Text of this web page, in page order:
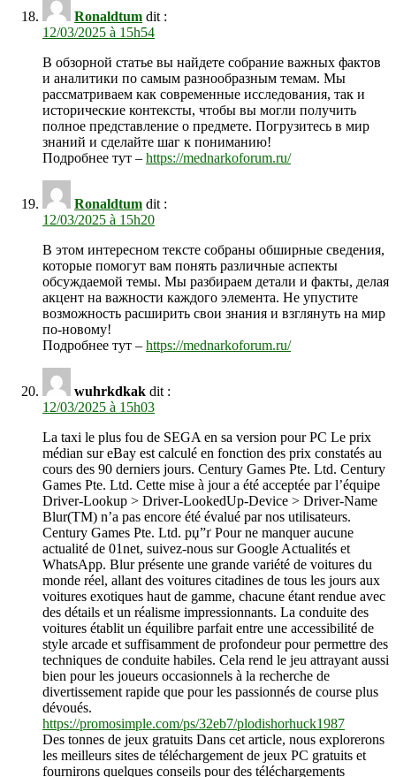
Ronaldtum dit :
12/03/2025 à 15h54
В обзорной статье вы найдете собрание важных фактов
и аналитики по самым разнообразным темам. Мы
рассматриваем как современные исследования, так и
исторические контексты, чтобы вы могли получить
полное представление о предмете. Погрузитесь в мир
знаний и сделайте шаг к пониманию!
Подробнее тут – https://mednarkoforum.ru/
Ronaldtum dit :
12/03/2025 à 15h20
В этом интересном тексте собраны обширные сведения,
которые помогут вам понять различные аспекты
обсуждаемой темы. Мы разбираем детали и факты, делая
акцент на важности каждого элемента. Не упустите
возможность расширить свои знания и взглянуть на мир
по-новому!
Подробнее тут – https://mednarkoforum.ru/
wuhrkdkak dit :
12/03/2025 à 15h03
La taxi le plus fou de SEGA en sa version pour PC Le prix
médian sur eBay est calculé en fonction des prix constatés au
cours des 90 derniers jours. Century Games Pte. Ltd. Century
Games Pte. Ltd. Cette mise à jour a été acceptée par l’équipe
Driver-Lookup > Driver-LookedUp-Device > Driver-Name
Blur(TM) n’a pas encore été évalué par nos utilisateurs.
Century Games Pte. Ltd. рџ”ґ Pour ne manquer aucune
actualité de 01net, suivez-nous sur Google Actualités et
WhatsApp. Blur présente une grande variété de voitures du
monde réel, allant des voitures citadines de tous les jours aux
voitures exotiques haut de gamme, chacune étant rendue avec
des détails et un réalisme impressionnants. La conduite des
voitures établit un équilibre parfait entre une accessibilité de
style arcade et suffisamment de profondeur pour permettre des
techniques de conduite habiles. Cela rend le jeu attrayant aussi
bien pour les joueurs occasionnels à la recherche de
divertissement rapide que pour les passionnés de course plus
dévoués.
https://promosimple.com/ps/32eb7/plodishorhuck1987
Des tonnes de jeux gratuits Dans cet article, nous explorerons
les meilleurs sites de téléchargement de jeux PC gratuits et
fournirons quelques conseils pour des téléchargements